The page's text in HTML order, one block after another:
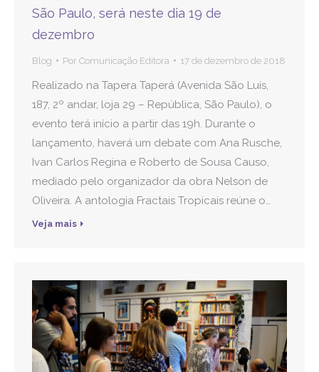
São Paulo, será neste dia 19 de
dezembro
Blog Por Comunicação Editora 17 de dezembro de 2018
Realizado na Tapera Taperá (Avenida São Luís,
187, 2º andar, loja 29 – República, São Paulo), o
evento terá início a partir das 19h. Durante o
lançamento, haverá um debate com Ana Rusche,
Ivan Carlos Regina e Roberto de Sousa Causo,
mediado pelo organizador da obra Nelson de
Oliveira. A antologia Fractais Tropicais reúne o…
Veja mais